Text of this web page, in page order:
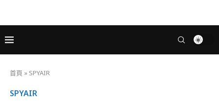
首頁 » SPYAIR
SPYAIR